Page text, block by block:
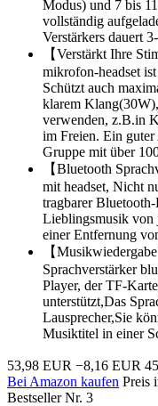
Modus) und 7 bis
vollständig
Verstärkers dauert
【Verstärkt Ihre
mikrofon-headset
Schützt auch
klarem
verwenden, z.B.in
im Freien. Ein
Gruppe mit über
【Bluetooth
mit headset, Nicht
tragbarer
Lieblingsmusik von
einer Entfernung
【
Sprachverstärker
Player, der TF-
unterstützt,Das
Lausprecher,Sie
Musiktitel in einer
53,98 EUR −8,16 EUR
Bei Amazon kaufen Preis
Bestseller Nr. 3